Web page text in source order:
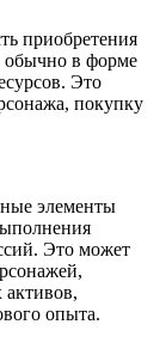
приобретения
обычно в форме
Это
покупку
элементы
Это может
опыта.